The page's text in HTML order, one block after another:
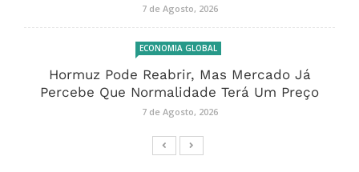
7 de Agosto, 2026
ECONOMIA GLOBAL
Hormuz Pode Reabrir, Mas Mercado Já
Percebe Que Normalidade Terá Um Preço
7 de Agosto, 2026